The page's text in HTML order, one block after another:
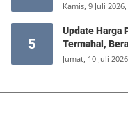
Kamis, 9 Juli
5
Update Harga
Termahal,
Jumat, 10 Juli